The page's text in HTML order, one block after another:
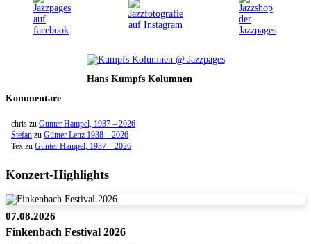
Hans Kumpfs Kolumnen
Kommentare
chris zu Gunter Hampel, 1937 – 2026
Stefan zu Günter Lenz 1938 – 2026
Tex zu Gunter Hampel, 1937 – 2026
Konzert-Highlights
07.08.2026
Finkenbach Festival 2026